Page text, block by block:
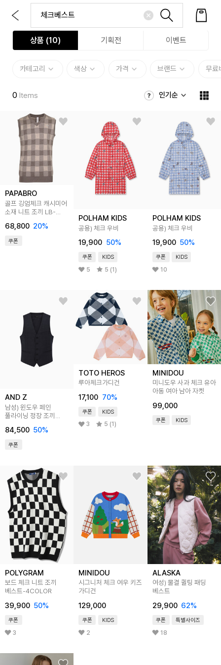
상품 (10) 기획전 이벤트
카테고리 색상 가격 브랜드 무료
0 Items 인기순
PAPABRO
골프 깅엄체크 캐시미어
소재 니트 조끼 LB-
68,800 20%
쿠폰
POLHAM KIDS
공용) 체크 우비
19,900 50%
쿠폰 KIDS
5 5 (1)
POLHAM KIDS
공용) 체크 우비
19,900 50%
쿠폰 KIDS
10
AND Z
남성) 윈도우 페인
풀라이닝 정장 조끼
84,500 50%
쿠폰
TOTO HEROS
루아체크가디건
17,100 70%
쿠폰 KIDS
3 5 (1)
MINIDOU
미니도우 사과 체크 유아
아동 여아 남아 자켓
99,000
쿠폰 KIDS
POLYGRAM
보드 체크 니트 조끼
베스트-4COLOR
39,900 50%
쿠폰
3
MINIDOU
시그니처 체크 여우 키즈
가디건
129,000
쿠폰 KIDS
2
ALASKA
여성) 물결 퀼팅 패딩
베스트
29,900 62%
쿠폰 특별사이즈
18